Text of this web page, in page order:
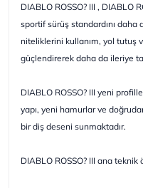
DIABLO ROSSO? III , DIABLO
sportif sürüş standardını
niteliklerini kullanım, yol tutuş
güçlendirerek daha da ileriye
DIABLO ROSSO? III yeni
yapı, yeni hamurlar ve
bir diş deseni sunmaktadır.
DIABLO ROSSO? III ana teknik